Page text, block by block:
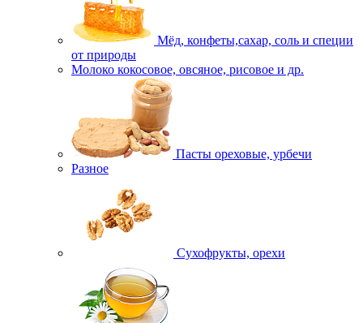
Мёд, конфеты,сахар, соль и специи
от природы
Молоко кокосовое, овсяное, рисовое и др.
Пасты ореховые, урбечи
Разное
Сухофрукты, орехи